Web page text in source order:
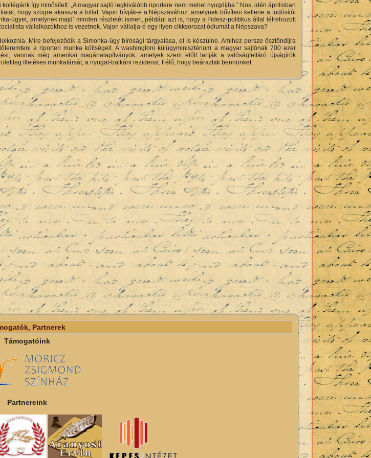
így minősített: „A magyar sajtó legkiválóbb riportere nem mehet nyugdíjba.” Nos, idén áprilisban
hogy szögre akassza a tollat. Vajon hívják-e a Népszavához, amelynek bővíteni kellene a tudósítói
ügyet, amelynek majd’ minden részletét ismeri, például azt is, hogy a Fidesz-politikus által létrehozott
vállalkozókhoz is vezetnek. Vajon vállalja-é egy ilyen cikksorozat ódiumát a Népszava?
Mire befejeződik a Simonka-ügy bírósági tárgyalása, el is készülne. Amihez persze ösztöndíjra
a riporteri munka költségeit. A washingtoni külügyminisztérium a magyar sajtónak 700 ezer
vannak még amerikai magánalapítványok, amelyek szem előtt tartják a valóságfeltáró újságírók
illetékes munkatársát, a nyugat-balkáni rezidenst. Félő, hogy beáraztak bennünket.
Partnerek
Támogatóink
Partnereink